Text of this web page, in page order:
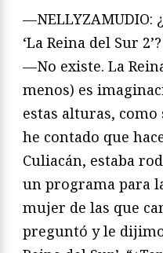
—NELLYZAMUDIO:
‘La Reina del Sur 2’?
—No existe. La
menos) es
estas alturas,
he contado que
Culiacán, estaba
un programa para
mujer de las que
preguntó y le